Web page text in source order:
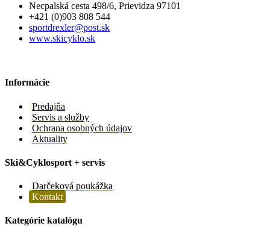
Necpalská cesta 498/6, Prievidza 97101
+421 (0)903 808 544
sportdrexler@post.sk
www.skicyklo.sk
Informácie
Predajňa
Servis a služby
Ochrana osobných údajov
Aktuality
Ski&Cyklosport + servis
Darčeková poukážka
Kontakt
Kategórie katalógu